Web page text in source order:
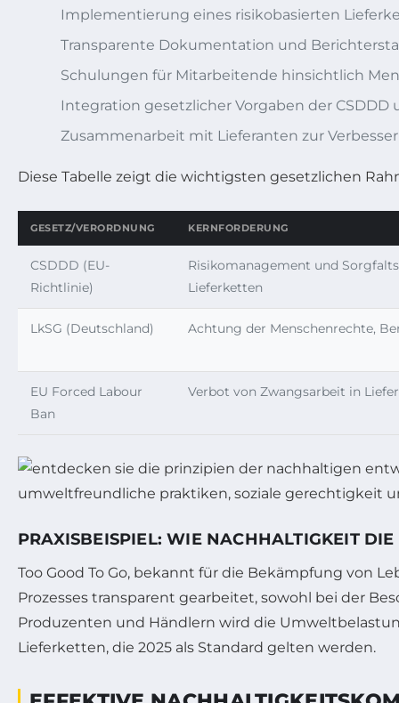
Implementierung eines risikobasierten
Transparente Dokumentation und
Schulungen für Mitarbeitende hinsichtlich
Integration gesetzlicher Vorgaben der CSDDD
Zusammenarbeit mit Lieferanten zur
Diese Tabelle zeigt die wichtigsten gesetzlichen
GESETZ/VERORDNUNG KERNFORDERUNG
CSDDD (EU-
Richtlinie)
Risikomanagement und
Lieferketten
LkSG (Deutschland) Achtung der Menschenrechte,
EU Forced Labour
Ban
Verbot von Zwangsarbeit in
PRAXISBEISPIEL: WIE NACHHALTIGKEIT
Too Good To Go, bekannt für die Bekämpfung von
Prozesses transparent gearbeitet, sowohl bei der
Produzenten und Händlern wird die
Lieferketten, die 2025 als Standard gelten werden.